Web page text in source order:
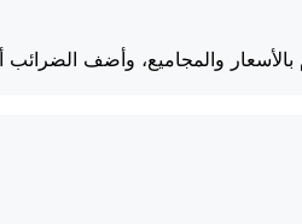
بالأسعار والمجاميع،